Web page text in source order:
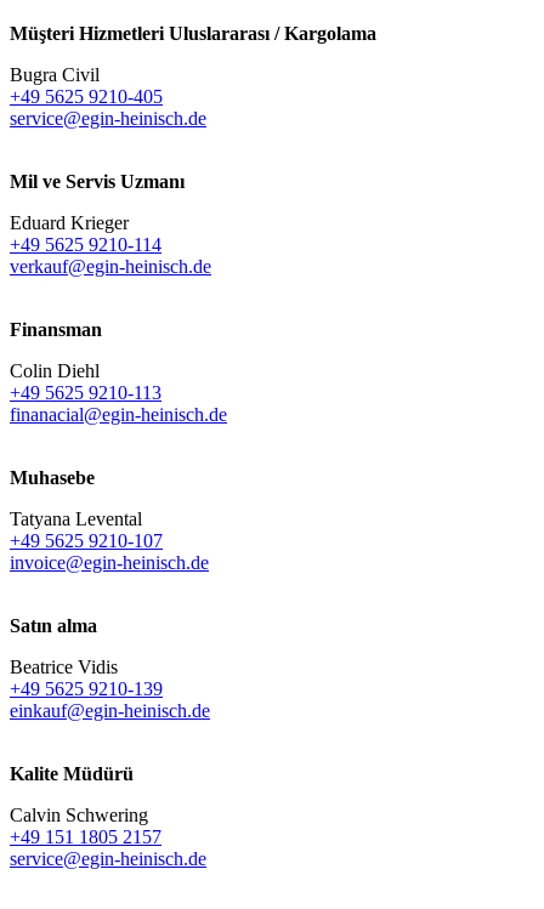
Müşteri Hizmetleri Uluslararası / Kargolama
Bugra Civil
+49 5625 9210-405
service@egin-heinisch.de
Mil ve Servis Uzmanı
Eduard Krieger
+49 5625 9210-114
verkauf@egin-heinisch.de
Finansman
Colin Diehl
+49 5625 9210-113
finanacial@egin-heinisch.de
Muhasebe
Tatyana Levental
+49 5625 9210-107
invoice@egin-heinisch.de
Satın alma
Beatrice Vidis
+49 5625 9210-139
einkauf@egin-heinisch.de
Kalite Müdürü
Calvin Schwering
+49 151 1805 2157
service@egin-heinisch.de